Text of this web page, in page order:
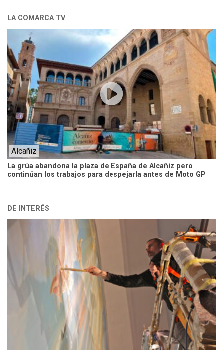
LA COMARCA TV
La grúa abandona la plaza de España de Alcañiz pero
continúan los trabajos para despejarla antes de Moto GP
Alcañiz
DE INTERÉS